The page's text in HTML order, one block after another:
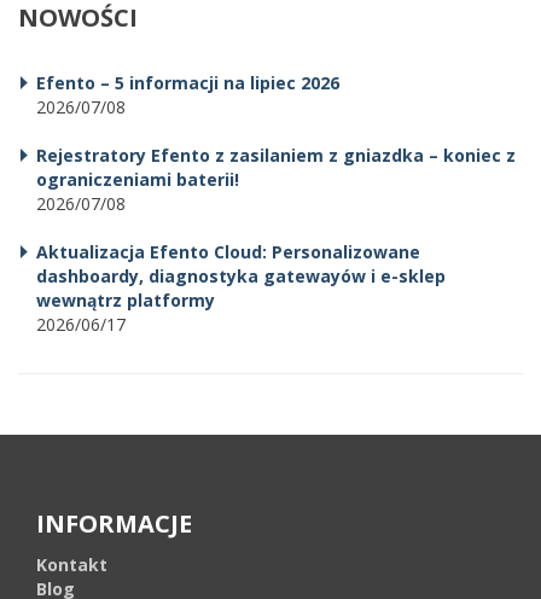
NOWOŚCI
Efento – 5 informacji na lipiec 2026
2026/07/08
Rejestratory Efento z zasilaniem z gniazdka – koniec z
ograniczeniami baterii!
2026/07/08
Aktualizacja Efento Cloud: Personalizowane
dashboardy, diagnostyka gatewayów i e-sklep
wewnątrz platformy
2026/06/17
INFORMACJE
Kontakt
Blog